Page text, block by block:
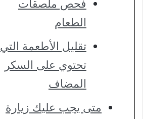
فحص ملصقات
الطعام
تقليل الأطعمة التي
تحتوي على السكر
المضاف
متى يجب عليك زيارة